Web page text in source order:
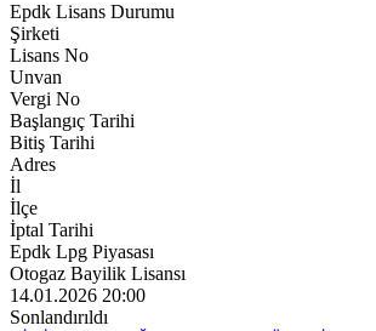
Epdk Lisans Durumu
Şirketi
Lisans No
Unvan
Vergi No
Başlangıç Tarihi
Bitiş Tarihi
Adres
İl
İlçe
İptal Tarihi
Epdk Lpg Piyasası
Otogaz Bayilik Lisansı
14.01.2026 20:00
Sonlandırıldı